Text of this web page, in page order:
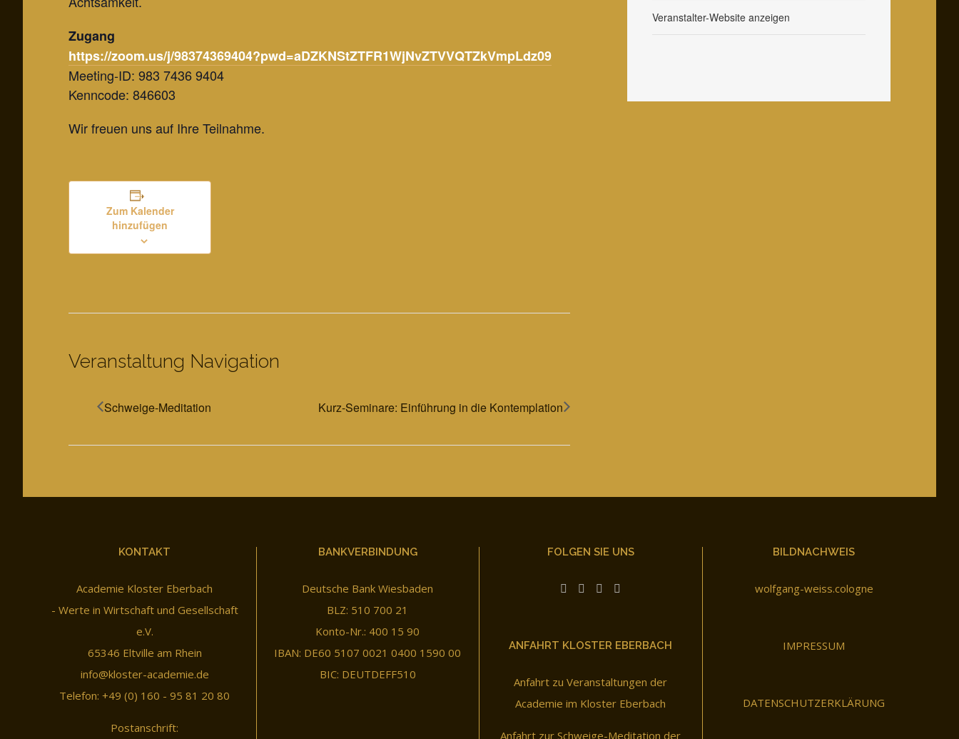
Zugang
https://zoom.us/j/98374369404?pwd=aDZKNStZTFR1WjNvZTVVQTZkVmpLdz09
Meeting-ID: 983 7436 9404
Kenncode: 846603
Wir freuen uns auf Ihre Teilnahme.
Zum Kalender
hinzufügen
Veranstaltung Navigation
Schweige-Meditation Kurz-Seminare: Einführung in die Kontemplation
Veranstalter-Website anzeigen
KONTAKT
Academie Kloster Eberbach
- Werte in Wirtschaft und Gesellschaft
e.V.
65346 Eltville am Rhein
info@kloster-academie.de
Telefon: +49 (0) 160 - 95 81 20 80
Postanschrift:
BANKVERBINDUNG
Deutsche Bank Wiesbaden
BLZ: 510 700 21
Konto-Nr.: 400 15 90
IBAN: DE60 5107 0021 0400 1590 00
BIC: DEUTDEFF510
FOLGEN SIE UNS
ANFAHRT KLOSTER EBERBACH
Anfahrt zu Veranstaltungen der
Academie im Kloster Eberbach
Anfahrt zur Schweige-Meditation der
BILDNACHWEIS
wolfgang-weiss.cologne
IMPRESSUM
DATENSCHUTZERKLÄRUNG